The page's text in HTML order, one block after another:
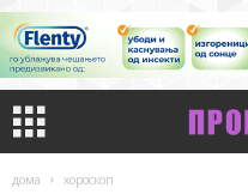
дома хороскоп